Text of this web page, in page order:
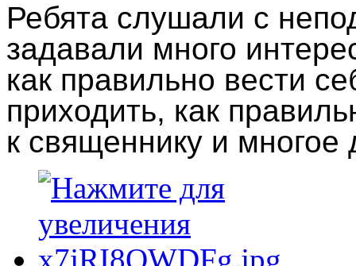
Ребята слушали с
задавали много
как правильно вести
приходить, как
к священнику и многое